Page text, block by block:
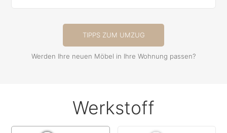
TIPPS ZUM UMZUG
Werden Ihre neuen Möbel in Ihre Wohnung passen?
Werkstoff